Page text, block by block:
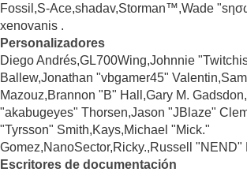
Fossil,S-Ace,shadav,Storman™,Wade
xenovanis .
Personalizadores
Diego Andrés,GL700Wing,Johnnie
Ballew,Jonathan "vbgamer45"
Mazouz,Brannon "B" Hall,Gary M.
"akabugeyes" Thorsen,Jason "JBlaze"
"Tyrsson" Smith,Kays,Michael "Mick."
Gomez,NanoSector,Ricky.,Russell
Escritores de documentación